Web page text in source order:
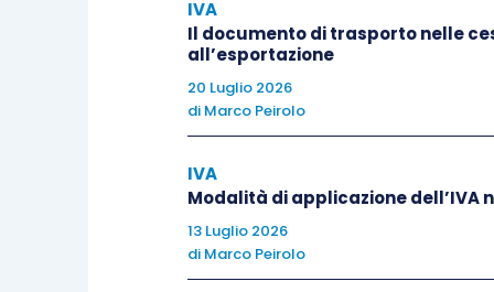
È necessario, quindi, che la
previsti dalle disposizioni del D.P.R.
consegna dei beni.
dei beni effettuata nel mese di
2024 (l’imposta relativa confluisce
coincide con lerisultanze contabili e
IVA”.
IVA
Il documento di trasporto nelle
all’esportazione
20 Luglio 2026
di Marco Peirolo
IVA
Modalità di applicazione
13 Luglio 2026
di Marco Peirolo